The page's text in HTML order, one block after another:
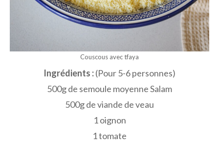
Couscous avec tfaya
Ingrédients :(Pour 5-6 personnes)
500g de semoule moyenne Salam
500g de viande de veau
1 oignon
1 tomate